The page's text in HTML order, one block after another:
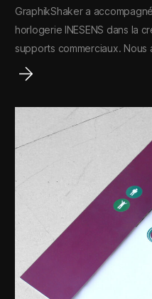
GraphikShaker a
horlogerie INESENS dans la
supports commerciaux.